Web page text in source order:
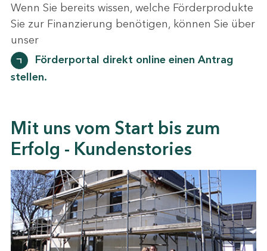
Wenn Sie bereits wissen, welche Förderprodukte
Sie zur Finanzierung benötigen, können Sie über
unser
Förderportal direkt online einen Antrag
stellen.
Mit uns vom Start bis zum
Erfolg - Kundenstories